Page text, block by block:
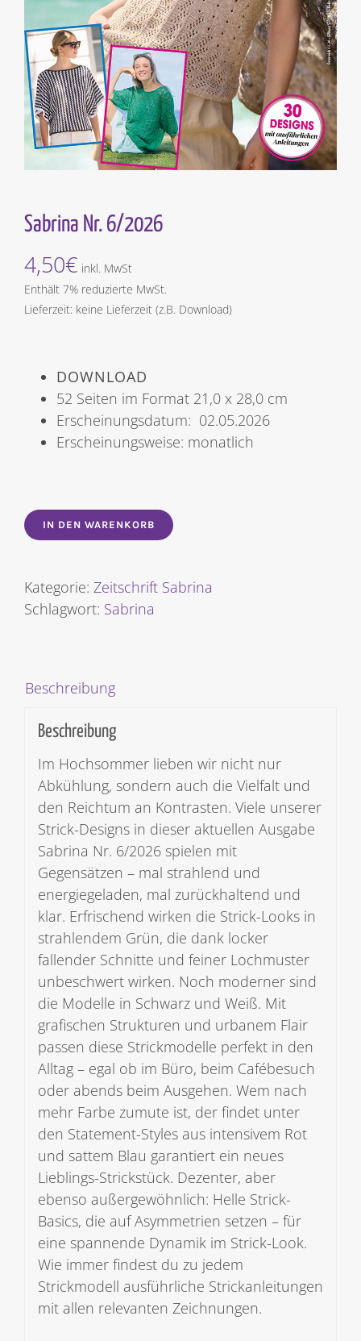
Sabrina Nr. 6/2026
4,50€ inkl. MwSt
Enthält 7% reduzierte MwSt.
Lieferzeit: keine Lieferzeit (z.B. Download)
DOWNLOAD
52 Seiten im Format 21,0 x 28,0 cm
Erscheinungsdatum: 02.05.2026
Erscheinungsweise: monatlich
IN DEN WARENKORB
Kategorie: Zeitschrift Sabrina
Schlagwort: Sabrina
Beschreibung
Beschreibung
Im Hochsommer lieben wir nicht nur
Abkühlung, sondern auch die Vielfalt und
den Reichtum an Kontrasten. Viele unserer
Strick-Designs in dieser aktuellen Ausgabe
Sabrina Nr. 6/2026 spielen mit
Gegensätzen – mal strahlend und
energiegeladen, mal zurückhaltend und
klar. Erfrischend wirken die Strick-Looks in
strahlendem Grün, die dank locker
fallender Schnitte und feiner Lochmuster
unbeschwert wirken. Noch moderner sind
die Modelle in Schwarz und Weiß. Mit
grafischen Strukturen und urbanem Flair
passen diese Strickmodelle perfekt in den
Alltag – egal ob im Büro, beim Cafébesuch
oder abends beim Ausgehen. Wem nach
mehr Farbe zumute ist, der findet unter
den Statement-Styles aus intensivem Rot
und sattem Blau garantiert ein neues
Lieblings-Strickstück. Dezenter, aber
ebenso außergewöhnlich: Helle Strick-
Basics, die auf Asymmetrien setzen – für
eine spannende Dynamik im Strick-Look.
Wie immer findest du zu jedem
Strickmodell ausführliche Strickanleitungen
mit allen relevanten Zeichnungen.